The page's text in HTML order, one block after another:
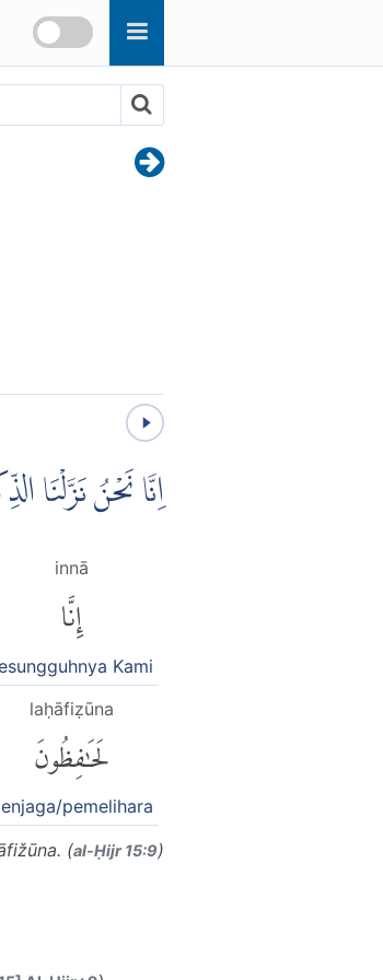
اِنَّا نَحْنُ نَزَّلْنَا
innā
إِنَّا
Kami
laḥāfiẓūna
لَحَٰفِظُونَ
pemelihara
(al-Ḥijr 15:9)